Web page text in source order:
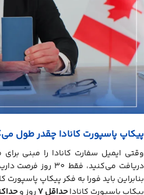
پیکاپ پاسپورت کانادا چقدر طول
وقتی ایمیل سفارت کانادا را مبنی
دریافت می‌کنید، فقط
بنابراین باید فورا به فکر پیکاپ پاسپورت
پیکاپ پاسپورت کاناداحداقل 7 روز و